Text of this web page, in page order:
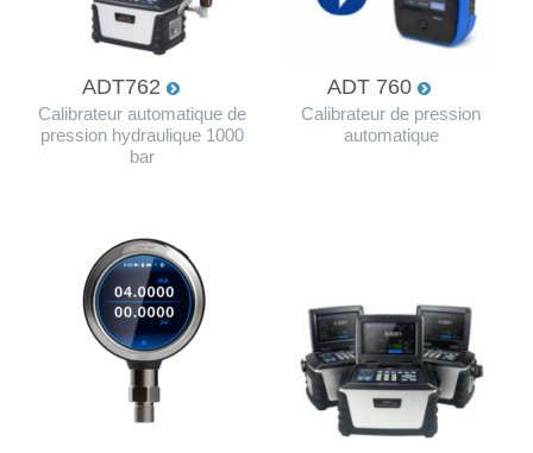
ADT762
Calibrateur automatique de
pression hydraulique 1000
bar
ADT 760
Calibrateur de pression
automatique